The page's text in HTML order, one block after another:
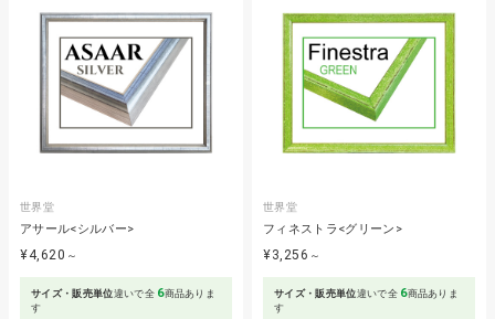
世界堂
アサール<シルバー>
¥4,620 ～
サイズ・販売単位違いで全 6商品ありま
す
世界堂
フィネストラ<グリーン>
¥3,256 ～
サイズ・販売単位違いで全 6商品ありま
す